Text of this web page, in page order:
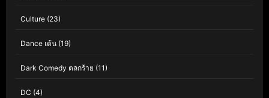
Culture (23)
Dance เต้น (19)
Dark Comedy ตลกร้าย (11)
DC (4)